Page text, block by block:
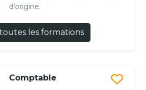
d’origine.
les formations
Comptable